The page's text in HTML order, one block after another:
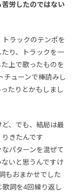
労したのではない
ラックのテンポを
り、トラックを一
上で歌ったものを
チューンで棒読みし
たりとかもしまし
、でも、結局は最
きたんです
パターンを混ぜて
いと思うんですけ
もおまかせでした
詞を4回繰り返し